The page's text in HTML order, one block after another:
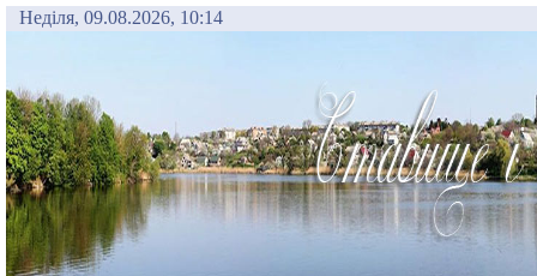
Неділя, 09.08.2026, 10:14